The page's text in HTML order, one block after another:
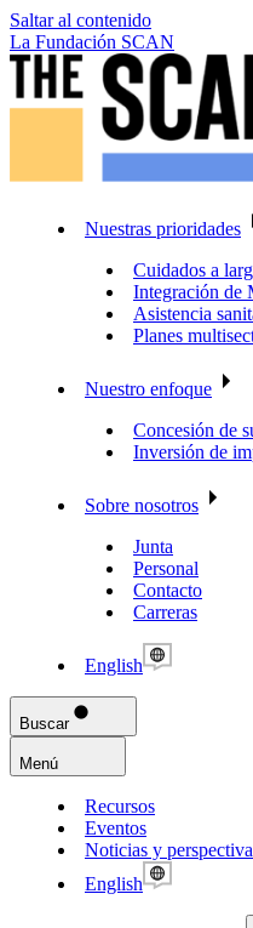
Saltar al contenido
La Fundación SCAN
Nuestras prioridades
Cuidados a
Integración de
Asistencia
Planes
Nuestro enfoque
Concesión de
Inversión de
Sobre nosotros
Junta
Personal
Contacto
Carreras
English
Buscar
Menú
Recursos
Eventos
Noticias y
English